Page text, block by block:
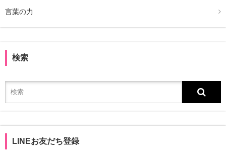
言葉の力
検索
LINEお友だち登録